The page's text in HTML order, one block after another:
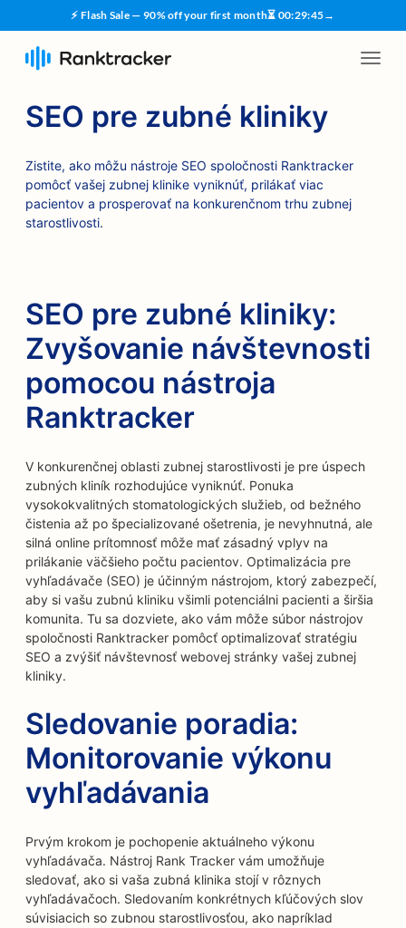
⚡ Flash Sale — 90% off your first month⏳ 00:29:45→
SEO pre zubné kliniky
Zistite, ako môžu nástroje SEO spoločnosti Ranktracker
pomôcť vašej zubnej klinike vyniknúť, prilákať viac
pacientov a prosperovať na konkurenčnom trhu zubnej
starostlivosti.
SEO pre zubné kliniky:
Zvyšovanie návštevnosti
pomocou nástroja
Ranktracker
V konkurenčnej oblasti zubnej starostlivosti je pre úspech
zubných kliník rozhodujúce vyniknúť. Ponuka
vysokokvalitných stomatologických služieb, od bežného
čistenia až po špecializované ošetrenia, je nevyhnutná, ale
silná online prítomnosť môže mať zásadný vplyv na
prilákanie väčšieho počtu pacientov. Optimalizácia pre
vyhľadávače (SEO) je účinným nástrojom, ktorý zabezpečí,
aby si vašu zubnú kliniku všimli potenciálni pacienti a širšia
komunita. Tu sa dozviete, ako vám môže súbor nástrojov
spoločnosti Ranktracker pomôcť optimalizovať stratégiu
SEO a zvýšiť návštevnosť webovej stránky vašej zubnej
kliniky.
Sledovanie poradia:
Monitorovanie výkonu
vyhľadávania
Prvým krokom je pochopenie aktuálneho výkonu
vyhľadávača. Nástroj Rank Tracker vám umožňuje
sledovať, ako si vaša zubná klinika stojí v rôznych
vyhľadávačoch. Sledovaním konkrétnych kľúčových slov
súvisiacich so zubnou starostlivosťou, ako napríklad